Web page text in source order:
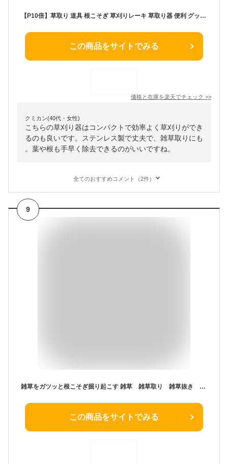
【P10倍】草取り 道具 根こそぎ 草刈りレーキ 草取り器 便利 グッズ 草抜き くわ 芝生 庭 雑草抜き 道具 雑草取り器具 片手鍬 菜園鍬 ステンレス製 草削鍬 園芸用 4本鍬レーキ コンパクト耕作鍬 ガーデン 園芸用 土起こし器 農機具 草抜き器具
この商品をサイトでみる
価格と在庫を楽天でチェック >>
クミカン(40代・女性)
こちらの草刈り器はコンパクトで効率よく草刈りができ
るのも良いです。ステンレス製で丈夫で、雑草取りにも
。葉や根も手早く除去できるのがいいですね。
全てのおすすめコメント（2件）
9
雑草をガツッと根こそぎ掘り起こす 雑草 雑草取り 雑草抜き 雑草防止 花壇 田畑 草抜き 除草剤 雑草対策 草むしり 道具 ガーデニング 雑草 処理 日本製 ●スーパー草取りフォーク
この商品をサイトでみる